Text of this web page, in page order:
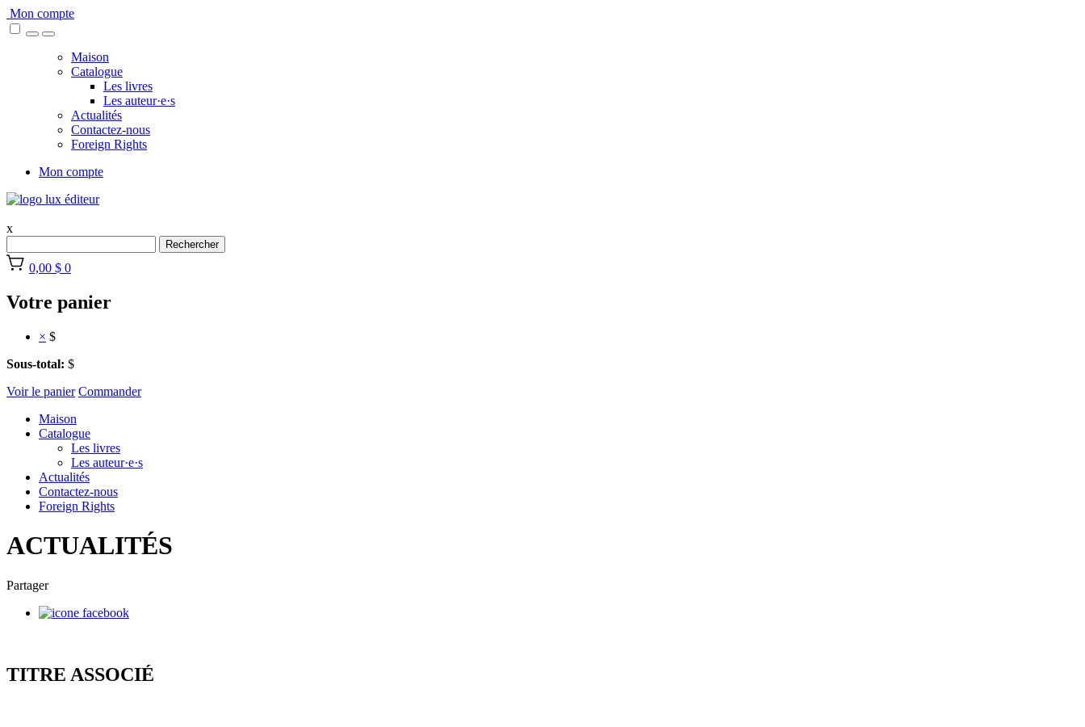
Skip
to
Mon compte
Maison
Catalogue
Les livres
Les auteur·e·s
Actualités
Contactez-nous
Foreign Rights
Mon compte
x
Rechercher
0,00 $ 0
Votre panier
× $
Sous-total: $
Voir le panier Commander
Maison
Catalogue
Les livres
Les auteur·e·s
Actualités
Contactez-nous
Foreign Rights
ACTUALITÉS
Partager
TITRE ASSOCIÉ